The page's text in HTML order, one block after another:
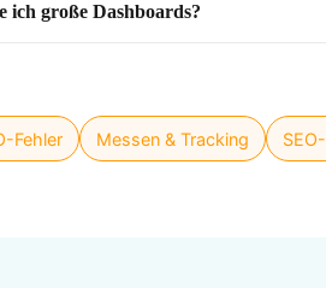
ich große Dashboards?
Fehler Messen & Tracking